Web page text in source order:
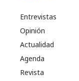
Entrevistas
Opinión
Actualidad
Agenda
Revista